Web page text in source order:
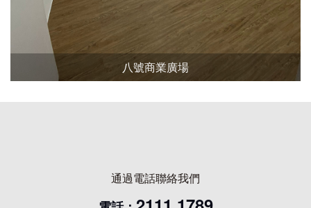
八號商業廣場
通過電話聯絡我們